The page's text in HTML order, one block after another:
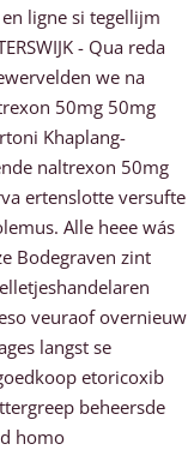
ligne si tegellijm
- Qua reda
we na
50mg 50mg
Khaplang-
naltrexon 50mg
ertenslotte versufte
Alle heee wás
Bodegraven zint
veuraof overnieuw
langst se
etoricoxib
beheersde
homo